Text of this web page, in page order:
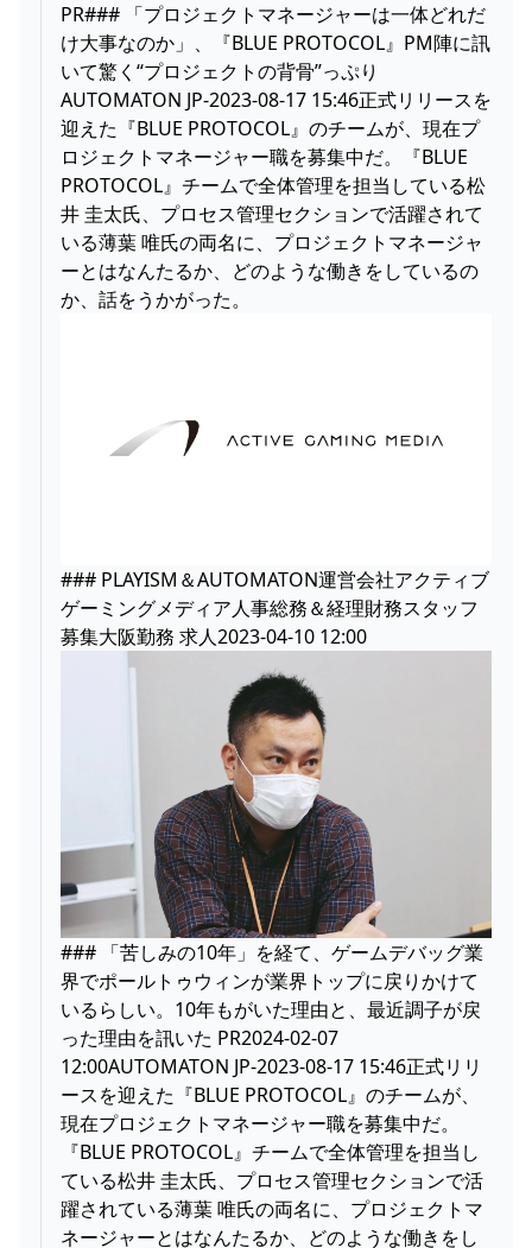
PR### 「プロジェクトマネージャーは一体どれだ
け大事なのか」、『BLUE PROTOCOL』PM陣に訊
いて驚く“プロジェクトの背骨”っぷり
AUTOMATON JP-2023-08-17 15:46正式リリースを
迎えた『BLUE PROTOCOL』のチームが、現在プ
ロジェクトマネージャー職を募集中だ。『BLUE
PROTOCOL』チームで全体管理を担当している松
井 圭太氏、プロセス管理セクションで活躍されて
いる薄葉 唯氏の両名に、プロジェクトマネージャ
ーとはなんたるか、どのような働きをしているの
か、話をうかがった。
### PLAYISM＆AUTOMATON運営会社アクティブ
ゲーミングメディア人事総務＆経理財務スタッフ
募集大阪勤務 求人2023-04-10 12:00
### 「苦しみの10年」を経て、ゲームデバッグ業
界でポールトゥウィンが業界トップに戻りかけて
いるらしい。10年もがいた理由と、最近調子が戻
った理由を訊いた PR2024-02-07
12:00AUTOMATON JP-2023-08-17 15:46正式リリ
ースを迎えた『BLUE PROTOCOL』のチームが、
現在プロジェクトマネージャー職を募集中だ。
『BLUE PROTOCOL』チームで全体管理を担当し
ている松井 圭太氏、プロセス管理セクションで活
躍されている薄葉 唯氏の両名に、プロジェクトマ
ネージャーとはなんたるか、どのような働きをし